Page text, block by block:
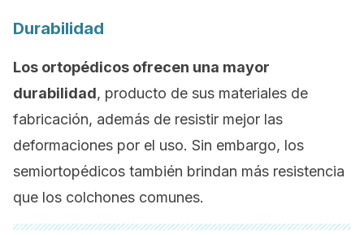
Durabilidad
Los ortopédicos ofrecen una mayor
durabilidad, producto de sus materiales de
fabricación, además de resistir mejor las
deformaciones por el uso. Sin embargo, los
semiortopédicos también brindan más resistencia
que los colchones comunes.